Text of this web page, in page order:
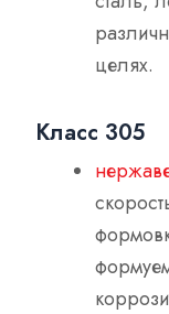
целях.
Класс 305